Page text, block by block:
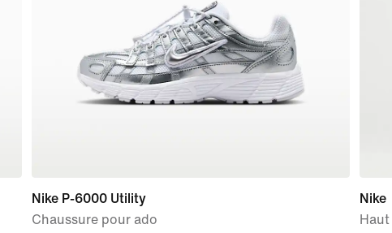
Nike P-6000 Utility
Chaussure pour ado
Nike